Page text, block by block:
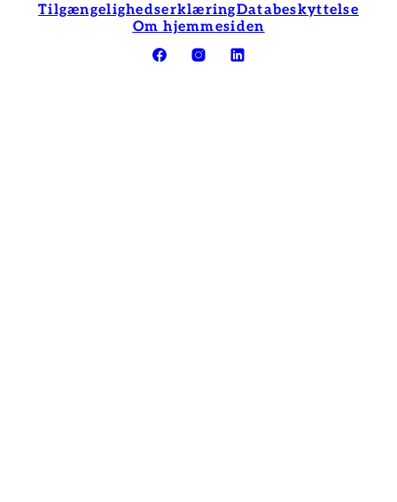
TilgængelighedserklæringDatabeskyttelse
Om hjemmesiden